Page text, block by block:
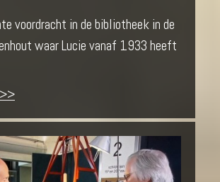
voordracht in de bibliotheek in de
waar Lucie vanaf 1933 heeft